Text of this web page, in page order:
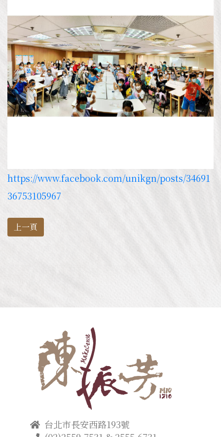
https://www.facebook.com/unikgn/posts/34691
36753105967
上一頁
台北市長安西路193號